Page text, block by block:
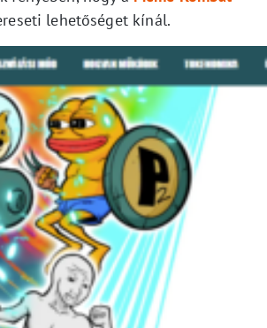
lehetőséget kínál.